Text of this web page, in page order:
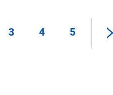
3 4 5